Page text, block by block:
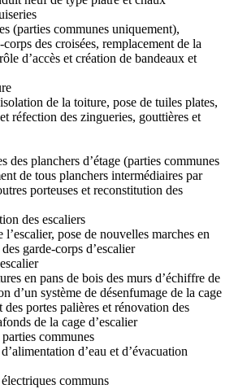
(parties communes uniquement),
des croisées, remplacement de la
d’accès et création de bandeaux et
de la toiture, pose de tuiles plates,
réfection des zingueries, gouttières et
des planchers d’étage (parties communes
de tous planchers intermédiaires par
porteuses et reconstitution des
des escaliers
l’escalier, pose de nouvelles marches en
garde-corps d’escalier
en pans de bois des murs d’échiffre de
d’un système de désenfumage de la cage
des portes palières et rénovation des
de la cage d’escalier
communes
d’eau et d’évacuation
communs